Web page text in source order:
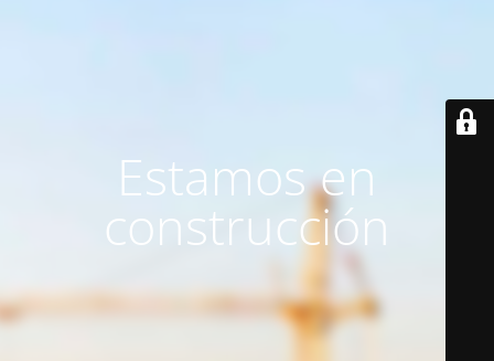
Estamos en
construcción